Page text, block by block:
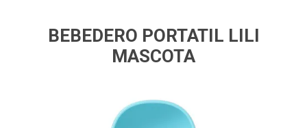
BEBEDERO PORTATIL LILI
MASCOTA